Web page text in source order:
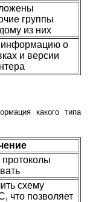
группы
из них
информацию о
и версии
какого типа
протоколы
схему
что позволяет